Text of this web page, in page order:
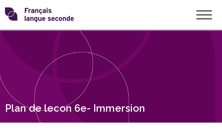
Skip
to
content
Transformons
langue
Plan de lecon 6e- Immersion